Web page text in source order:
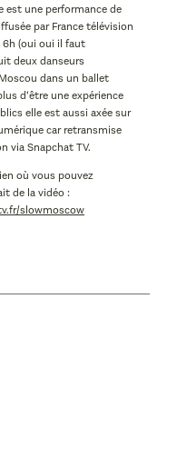
est une performance de
par France télévision
6h (oui oui il faut
deux danseurs
dans un ballet
d’être une expérience
elle est aussi axée sur
car retransmise
via Snapchat TV.
où vous pouvez
de la vidéo :
slowmoscow